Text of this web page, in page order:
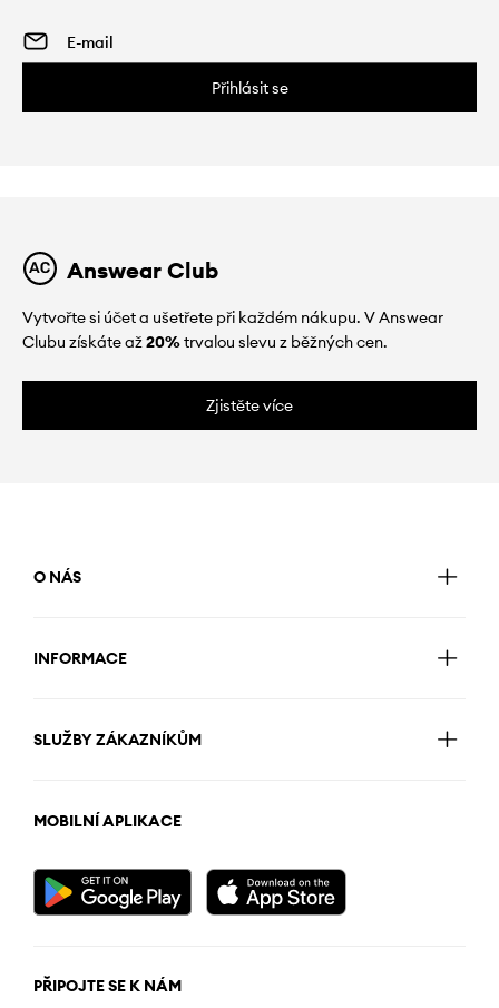
Přihlásit se
Answear Club
Vytvořte si účet a ušetřete při každém nákupu. V Answear
Clubu získáte až20%trvalou slevu z běžných cen.
Zjistěte více
O NÁS
INFORMACE
SLUŽBY ZÁKAZNÍKŮM
MOBILNÍ APLIKACE
PŘIPOJTE SE K NÁM